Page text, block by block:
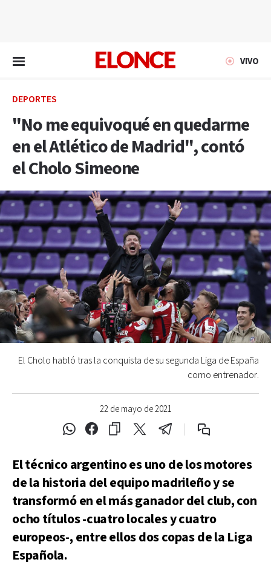
VIVO
DEPORTES
"No me equivoqué en quedarme
en el Atlético de Madrid", contó
el Cholo Simeone
22 de mayo de 2021
El Cholo habló tras la conquista de su segunda Liga de España
como entrenador.
El técnico argentino es uno de los motores
de la historia del equipo madrileño y se
transformó en el más ganador del club, con
ocho títulos -cuatro locales y cuatro
europeos-, entre ellos dos copas de la Liga
Española.